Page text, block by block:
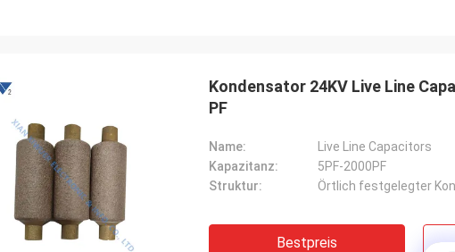
Kondensator 24KV Live Line
PF
Name:
Live Line Capacitors
Kapazitanz:
5PF-2000PF
Struktur:
Örtlich festgelegter
Bestpreis